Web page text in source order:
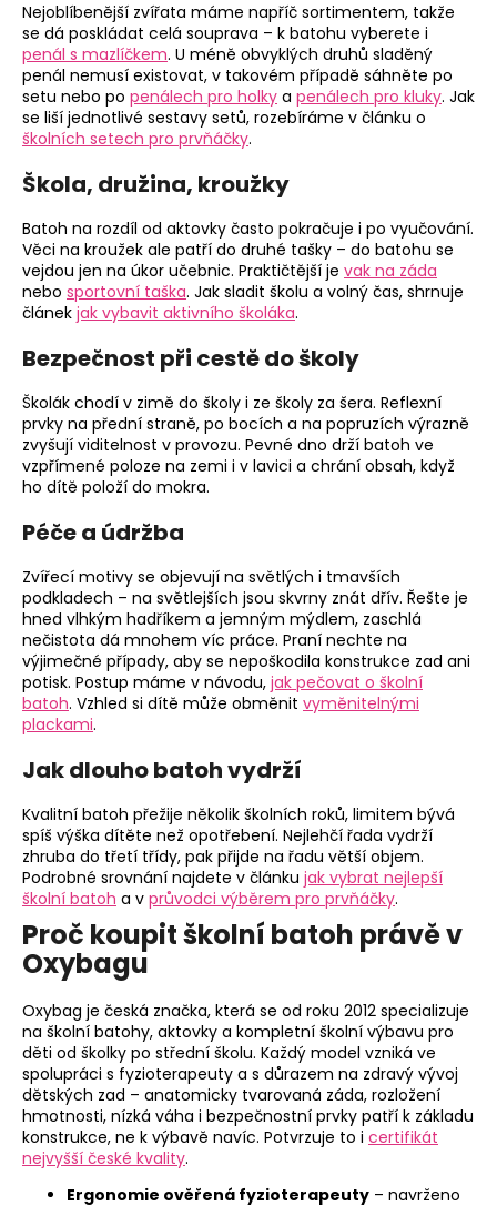
Nejoblíbenější zvířata máme napříč sortimentem, takže
se dá poskládat celá souprava – k batohu vyberete i
penál s mazlíčkem. U méně obvyklých druhů sladěný
penál nemusí existovat, v takovém případě sáhněte po
setu nebo po penálech pro holky a penálech pro kluky. Jak
se liší jednotlivé sestavy setů, rozebíráme v článku o
školních setech pro prvňáčky.
Škola, družina, kroužky
Batoh na rozdíl od aktovky často pokračuje i po vyučování.
Věci na kroužek ale patří do druhé tašky – do batohu se
vejdou jen na úkor učebnic. Praktičtější je vak na záda
nebo sportovní taška. Jak sladit školu a volný čas, shrnuje
článek jak vybavit aktivního školáka.
Bezpečnost při cestě do školy
Školák chodí v zimě do školy i ze školy za šera. Reflexní
prvky na přední straně, po bocích a na popruzích výrazně
zvyšují viditelnost v provozu. Pevné dno drží batoh ve
vzpřímené poloze na zemi i v lavici a chrání obsah, když
ho dítě položí do mokra.
Péče a údržba
Zvířecí motivy se objevují na světlých i tmavších
podkladech – na světlejších jsou skvrny znát dřív. Řešte je
hned vlhkým hadříkem a jemným mýdlem, zaschlá
nečistota dá mnohem víc práce. Praní nechte na
výjimečné případy, aby se nepoškodila konstrukce zad ani
potisk. Postup máme v návodu, jak pečovat o školní
batoh. Vzhled si dítě může obměnit vyměnitelnými
plackami.
Jak dlouho batoh vydrží
Kvalitní batoh přežije několik školních roků, limitem bývá
spíš výška dítěte než opotřebení. Nejlehčí řada vydrží
zhruba do třetí třídy, pak přijde na řadu větší objem.
Podrobné srovnání najdete v článku jak vybrat nejlepší
školní batoh a v průvodci výběrem pro prvňáčky.
Proč koupit školní batoh právě v
Oxybagu
Oxybag je česká značka, která se od roku 2012 specializuje
na školní batohy, aktovky a kompletní školní výbavu pro
děti od školky po střední školu. Každý model vzniká ve
spolupráci s fyzioterapeuty a s důrazem na zdravý vývoj
dětských zad – anatomicky tvarovaná záda, rozložení
hmotnosti, nízká váha i bezpečnostní prvky patří k základu
konstrukce, ne k výbavě navíc. Potvrzuje to i certifikát
nejvyšší české kvality.
Ergonomie ověřená fyzioterapeuty – navrženo